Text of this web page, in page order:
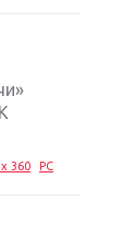
360 PC